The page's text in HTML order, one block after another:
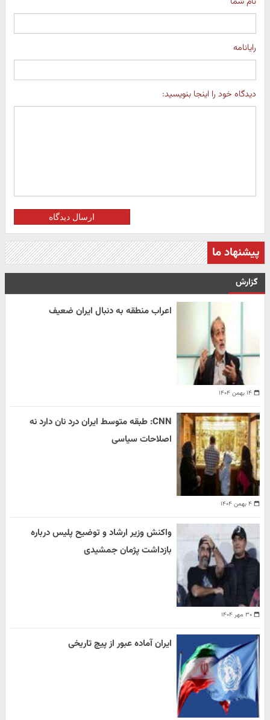
رایانامه
دیدگاه خود را اینجا بنویسید:
ارسال دیدگاه
پیشنهاد ما
گزارش
۱۴ بهمن ۱۴۰۴
اعراب منطقه به دنبال ایران ضعیف
۴ بهمن ۱۴۰۴
CNN: طبقه متوسط ایران درد نان دارد نه
اصلاحات سیاسی
۳۰ مهر ۱۴۰۴
واکنش وزیر ارشاد و توضیح پلیس درباره
بازداشت پژمان جمشیدی
ایران آماده عبور از پیچ تاریخی